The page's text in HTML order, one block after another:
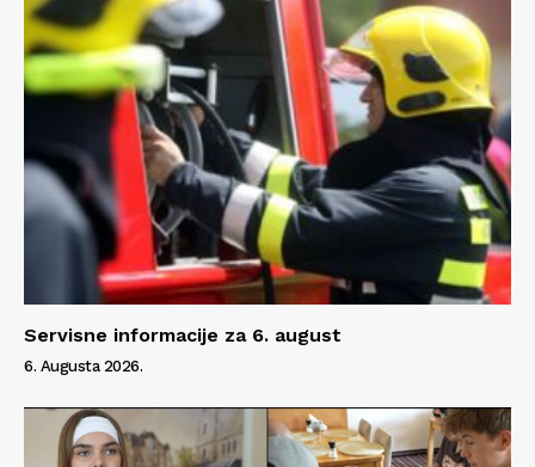
Servisne informacije za 6. august
6. Augusta 2026.